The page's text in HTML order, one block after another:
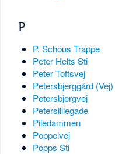
P
P. Schous Trappe
Peter Helts Sti
Peter Toftsvej
Petersbjerggård (Vej)
Petersbjergvej
Petersilliegade
Piledammen
Poppelvej
Popps Sti